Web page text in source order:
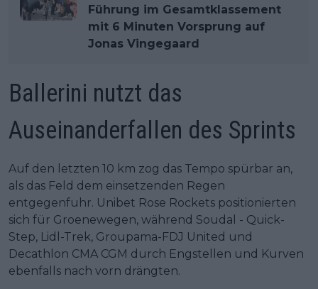
Führung im Gesamtklassement
mit 6 Minuten Vorsprung auf
Jonas Vingegaard
Ballerini nutzt das
Auseinanderfallen des Sprints
Auf den letzten 10 km zog das Tempo spürbar an,
als das Feld dem einsetzenden Regen
entgegenfuhr. Unibet Rose Rockets positionierten
sich für Groenewegen, während Soudal - Quick-
Step, Lidl-Trek, Groupama-FDJ United und
Decathlon CMA CGM durch Engstellen und Kurven
ebenfalls nach vorn drängten.